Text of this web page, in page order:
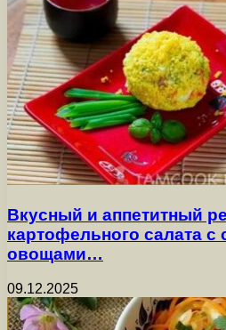
Вкусный и аппетитный
картофельного салата с
овощами…
09.12.2025